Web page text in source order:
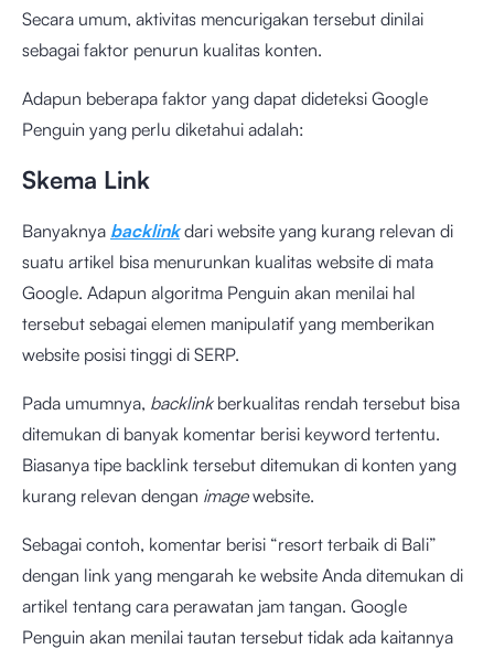
Secara umum, aktivitas mencurigakan tersebut dinilai
sebagai faktor penurun kualitas konten.
Adapun beberapa faktor yang dapat dideteksi Google
Penguin yang perlu diketahui adalah:
Skema Link
Banyaknya backlinkdari website yang kurang relevan di
suatu artikel bisa menurunkan kualitas website di mata
Google. Adapun algoritma Penguin akan menilai hal
tersebut sebagai elemen manipulatif yang memberikan
website posisi tinggi di SERP.
Pada umumnya, backlinkberkualitas rendah tersebut bisa
ditemukan di banyak komentar berisi keyword tertentu.
Biasanya tipe backlink tersebut ditemukan di konten yang
kurang relevan dengan imagewebsite.
Sebagai contoh, komentar berisi “resort terbaik di Bali”
dengan link yang mengarah ke website Anda ditemukan di
artikel tentang cara perawatan jam tangan. Google
Penguin akan menilai tautan tersebut tidak ada kaitannya